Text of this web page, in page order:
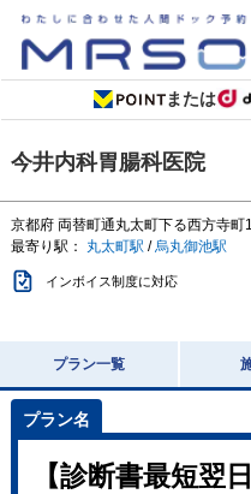
または
今井内科胃腸科医院
京都府 両替町通丸太町下る西方寺町
最寄り駅： 丸太町駅 /烏丸御池駅
インボイス制度に対応
プラン一覧
【診断書最短翌